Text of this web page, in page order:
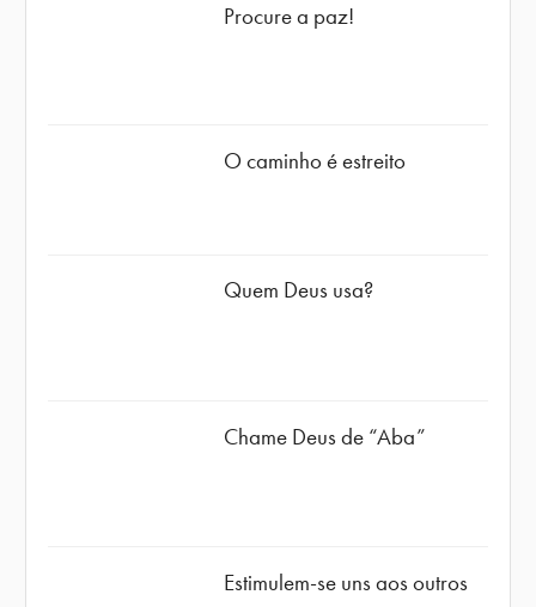
Procure a paz!
O caminho é estreito
Quem Deus usa?
Chame Deus de “Aba”
Estimulem-se uns aos outros